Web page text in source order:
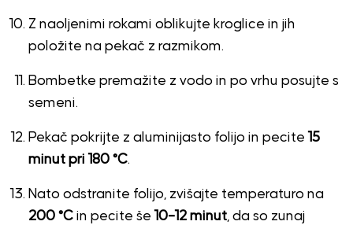
Z naoljenimi rokami oblikujte kroglice in jih
položite na pekač z razmikom.
Bombetke premažite z vodo in po vrhu posujte s
semeni.
Pekač pokrijte z aluminijasto folijo in pecite 15
minut pri 180 °C.
Nato odstranite folijo, zvišajte temperaturo na
200 °Cin pecite še 10–12 minut, da so zunaj